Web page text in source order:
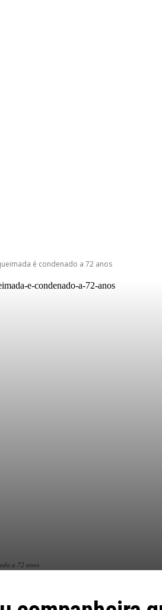
é condenado a 72 anos
a 72 anos